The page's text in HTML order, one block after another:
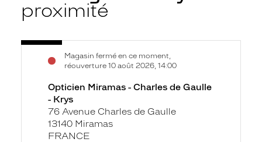
proximité
Opticien
Miramas
Charles
Gaulle
Magasin fermé en ce moment,
réouverture 10 août 2026, 14:00
Voir
Opticien Miramas - Charles de Gaulle
- Krys
76 Avenue Charles de Gaulle
13140 Miramas
FRANCE